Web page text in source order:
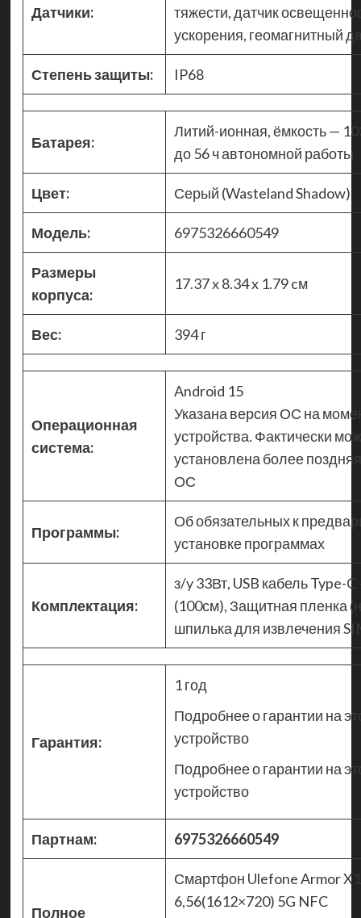
Датчики:
тяжести, датчик
ускорения, геомагнитный
Степень защиты: IP68
Батарея:
Литий-ионная, ёмкость —
до 56 ч автономной работы
Цвет: Серый (Wasteland Shadow)
Модель: 6975326660549
Размеры
корпуса:
17.37 x 8.34 x 1.79 cм
Вес: 394 г
Операционная
система:
Android 15
Указана версия ОС на
устройства. Фактически
установлена более
ОС
Программы:
Об обязательных к
установке программах
Комплектация:
з/y 33Вт, USB кабель Type-
(100см), Защитная пленка
шпилька для извлечения
Гарантия:
1 год
Подробнее о гарантии на
устройство
Подробнее о гарантии на
устройство
Партнам: 6975326660549
Полное
Смартфон Ulefone Armor
6,56(1612×720) 5G NFC